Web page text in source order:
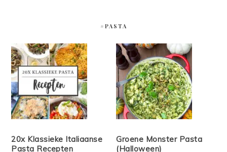
#PASTA
20x Klassieke Italiaanse
Pasta Recepten
Groene Monster Pasta
(Halloween)